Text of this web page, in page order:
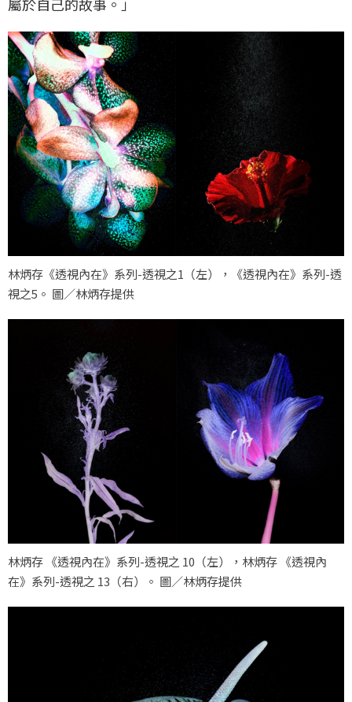
林炳存《透視內在》系列-透視之1（左），《透視內在》系列-透
視之5。 圖／林炳存提供
林炳存 《透視內在》系列-透視之 10（左），林炳存 《透視內
在》系列-透視之 13（右）。 圖／林炳存提供